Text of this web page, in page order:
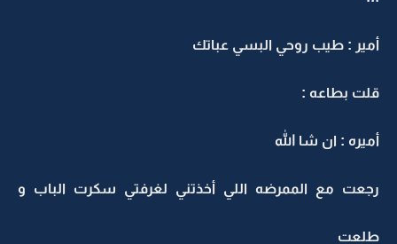
أمير : طيب روحي البسي عباتك
قلت بطاعه :
أميره : ان شا الله
رجعت مع الممرضه اللي أخذتني لغرفتي سكرت الباب و
طلعت